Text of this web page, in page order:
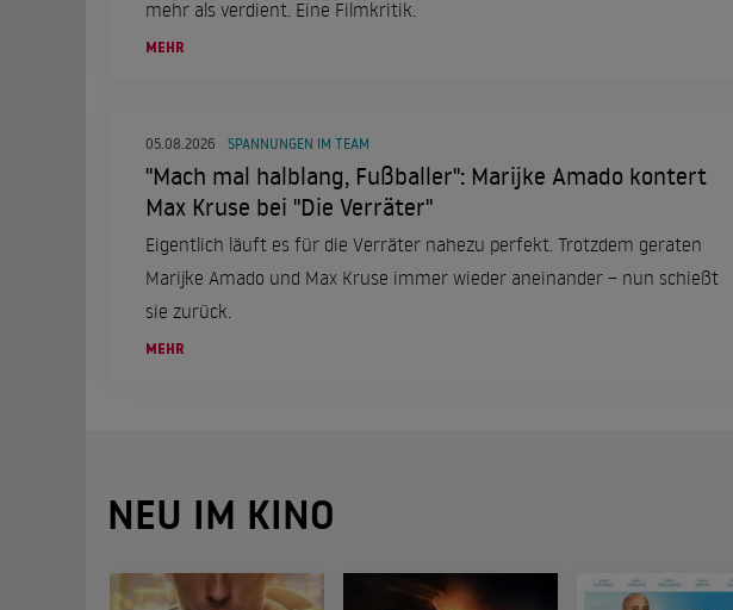
mehr als verdient. Eine Filmkritik.
MEHR
05.08.2026 SPANNUNGEN IM TEAM
"Mach mal halblang, Fußballer": Marijke Amado kontert
Max Kruse bei "Die Verräter"
Eigentlich läuft es für die Verräter nahezu perfekt. Trotzdem geraten
Marijke Amado und Max Kruse immer wieder aneinander – nun schießt
sie zurück.
MEHR
NEU IM KINO